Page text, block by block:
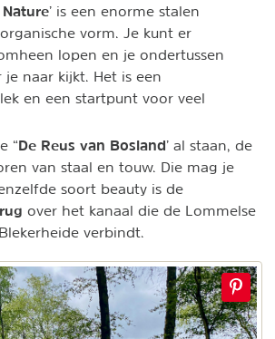
’ is een enorme stalen
vorm. Je kunt er
lopen en je ondertussen
je naar kijkt. Het is een
en een startpunt voor veel
“De Reus van Bosland’ al staan, de
van staal en touw. Die mag je
soort beauty is de
over het kanaal die de Lommelse
verbindt.